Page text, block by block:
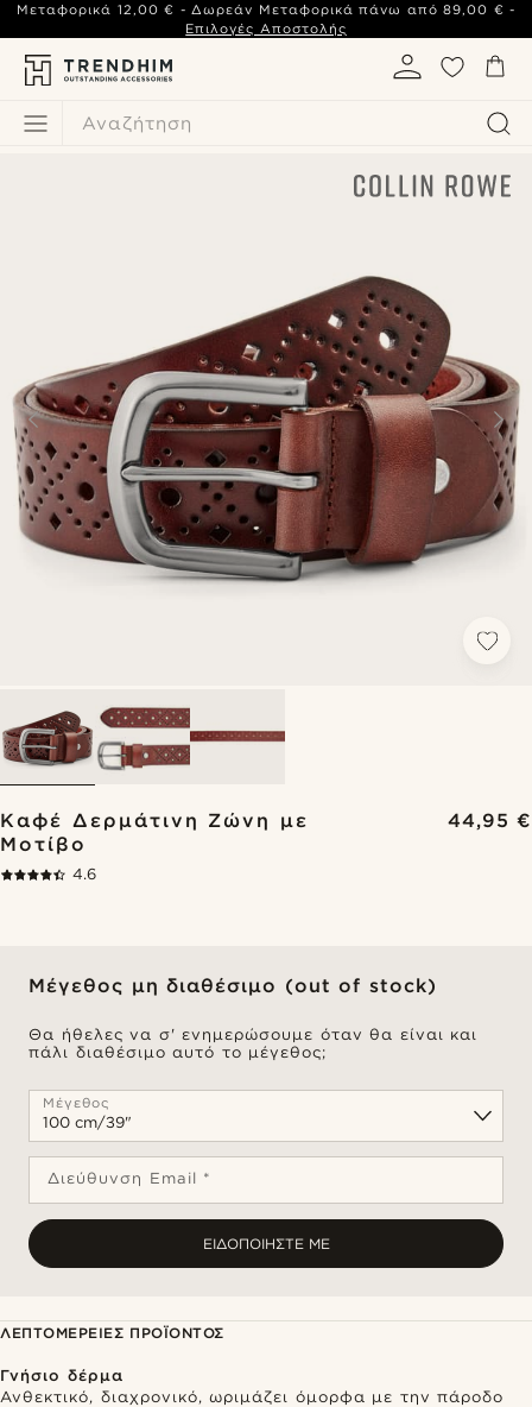
Αναζήτηση
Μεταφορικά 12,00 € - Δωρεάν Μεταφορικά πάνω από 89,00 € -
Επιλογές Αποστολής
Καφέ Δερμάτινη Ζώνη με
Μοτίβο
44,95 €
4.6
Μέγεθος μη διαθέσιμο (out of stock)
Θα ήθελες να σ' ενημερώσουμε όταν θα είναι και
πάλι διαθέσιμο αυτό το μέγεθος;
Μέγεθος
Διεύθυνση Email *
ΕΙΔΟΠΟΙΉΣΤΕ ΜΕ
ΛΕΠΤΟΜΈΡΕΙΕΣ ΠΡΟΪΌΝΤΟΣ
Γνήσιο δέρμα
Ανθεκτικό, διαχρονικό, ωριμάζει όμορφα με την πάροδο